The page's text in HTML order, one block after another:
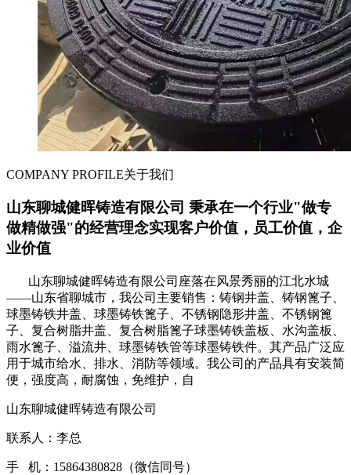
COMPANY PROFILE关于我们
山东聊城健晖铸造有限公司 秉承在一个行业"做专
做精做强"的经营理念实现客户价值，员工价值，企
业价值
山东聊城健晖铸造有限公司座落在风景秀丽的江北水城
——山东省聊城市，我公司主要销售：铸钢井盖、铸钢篦子、
球墨铸铁井盖、球墨铸铁篦子、不锈钢隐形井盖、不锈钢篦
子、复合树脂井盖、复合树脂篦子球墨铸铁盖板、水沟盖板、
雨水篦子、溢流井、球墨铸铁管等球墨铸铁件。其产品广泛应
用于城市给水、排水、消防等领域。我公司的产品具有安装简
便，强度高，耐腐蚀，免维护，自
山东聊城健晖铸造有限公司
联系人：李总
手 机：15864380828（微信同号）